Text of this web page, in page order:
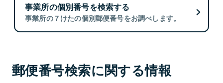
事業所の個別番号を検索する
事業所の７けたの個別郵便番号をお調べします。
郵便番号検索に関する情報